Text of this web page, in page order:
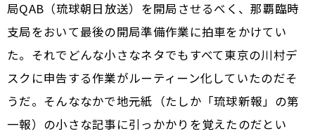
局QAB（琉球朝日放送）を開局させるべく、那覇臨時
支局をおいて最後の開局準備作業に拍車をかけてい
た。それでどんな小さなネタでもすべて東京の川村デ
スクに申告する作業がルーティーン化していたのだそ
うだ。そんななかで地元紙（たしか「琉球新報」の第
一報）の小さな記事に引っかかりを覚えたのだとい